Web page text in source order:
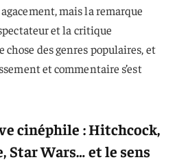
mais la remarque
et la critique
chose des genres populaires, et
et commentaire s’est
cinéphile : Hitchcock,
Star Wars… et le sens